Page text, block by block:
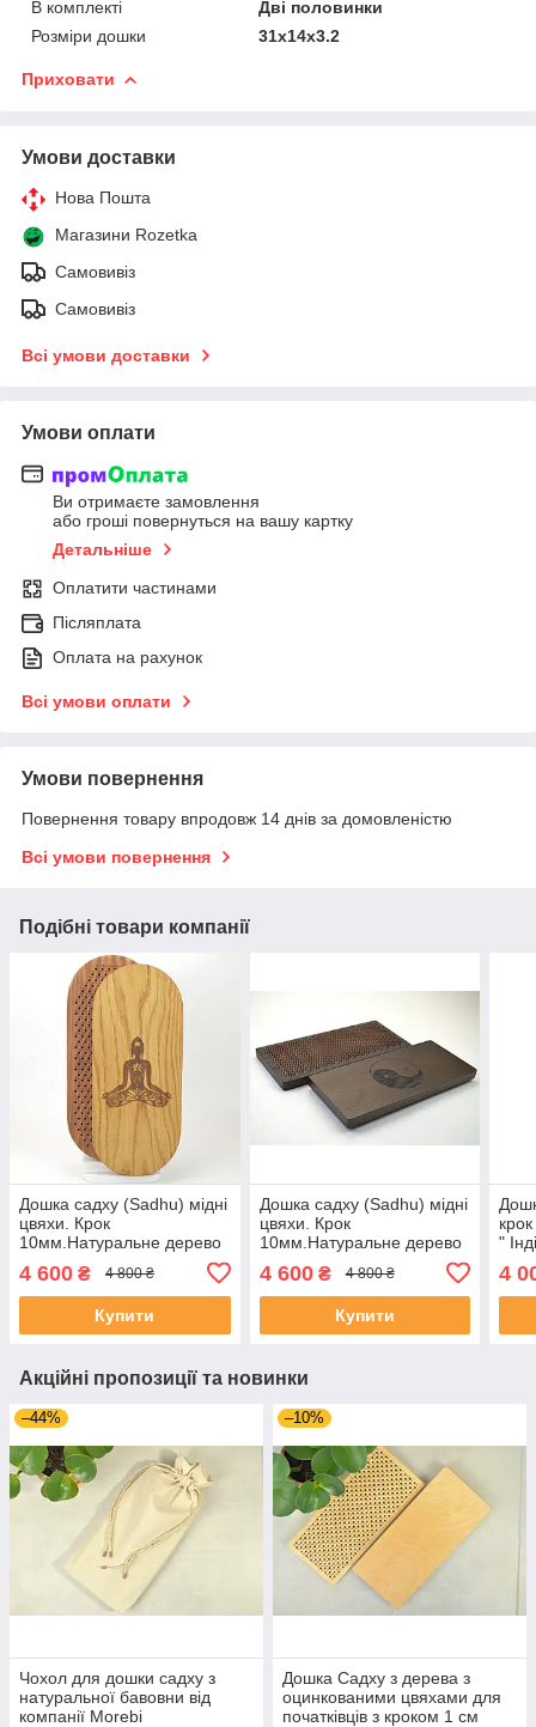
В комплекті
Дві половинки
Розміри дошки
31х14х3.2
Приховати
Умови доставки
Нова Пошта
Магазини Rozetka
Самовивіз
Самовивіз
Всі умови доставки
Умови оплати
Ви отримаєте замовлення
або гроші повернуться на вашу картку
Детальніше
Оплатити частинами
Післяплата
Оплата на рахунок
Всі умови оплати
Умови повернення
Повернення товару впродовж 14 днів за домовленістю
Всі умови повернення
Подібні товари компанії
Дошка садху (Sadhu) мідні
цвяхи. Крок
10мм.Натуральне дерево
дуб. Від виробника. Дошка
для йоги для новачків .
4 600 ₴ 4 800 ₴
Купити
Дошка садху (Sadhu) мідні
цвяхи. Крок
10мм.Натуральне дерево
дуб. Від виробника. Дошка
для йоги для новачків .
4 600₴ 4 800 ₴
Купити
"
4
Акційні пропозиції та новинки
–44%
Чохол для дошки садху з
натуральної бавовни від
компанії Morebi
–10%
Дошка Садху з дерева з
оцинкованими цвяхами для
початківців з кроком 1 см